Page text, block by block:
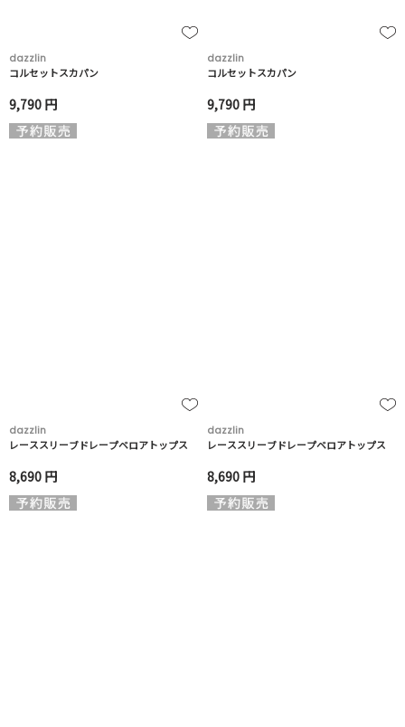
dazzlin
コルセットスカパン
9,790 円
dazzlin
コルセットスカパン
9,790 円
dazzlin
レーススリーブドレープベロアトップス
8,690 円
dazzlin
レーススリーブドレープベロアトップス
8,690 円